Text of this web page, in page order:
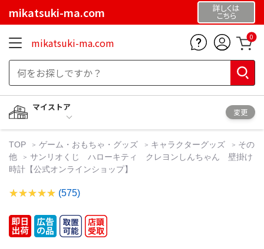
mikatsuki-ma.com 詳しくは
こちら
mikatsuki-ma.com 0
マイストア
変更
TOP ゲーム・おもちゃ・グッズ キャラクターグッズ
その
他
サンリオくじ ハローキティ クレヨンしんちゃん 壁掛け
時計【公式オンラインショップ】
(575)